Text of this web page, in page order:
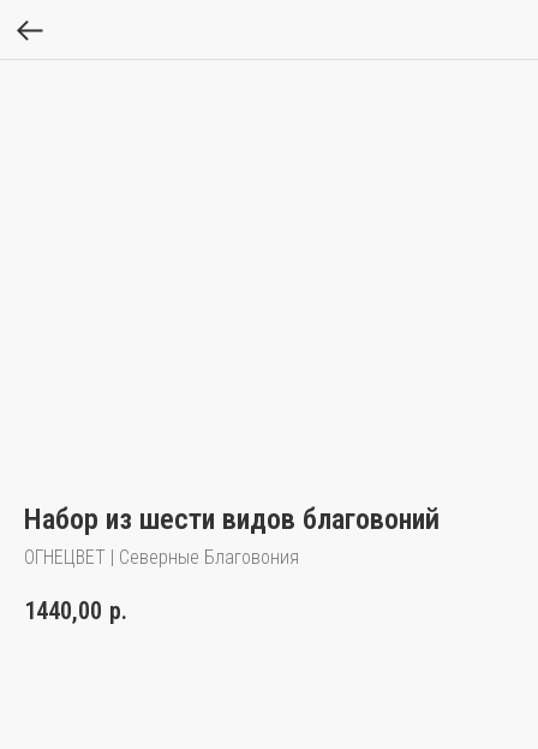
Набор из шести видов благовоний
ОГНЕЦВЕТ | Северные Благовония
1440,00 р.